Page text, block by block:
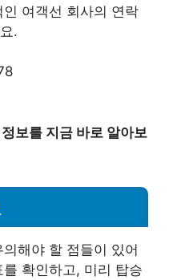
여객선 회사의 연락
.
보를 지금 바로 알아보
해야 할 점들이 있어
확인하고, 미리 탑승